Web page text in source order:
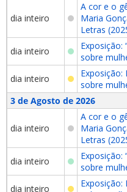
dia inteiro
A cor e o
Maria
Letras
dia inteiro
Exposição:
sobre
dia inteiro
Exposição:
sobre
3 de Agosto de 2026
dia inteiro
A cor e o
Maria
Letras
dia inteiro
Exposição:
sobre
dia inteiro
Exposição: